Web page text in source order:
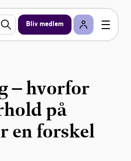
Bliv medlem
– hvorfor
på
en forskel